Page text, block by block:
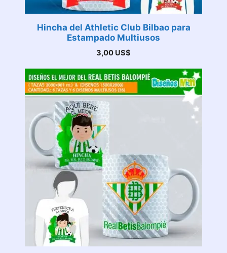
Hincha del Athletic Club Bilbao para
Estampado Multiusos
3,00 US$